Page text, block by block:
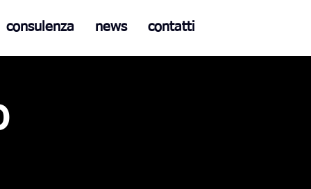
consulenza news contatti